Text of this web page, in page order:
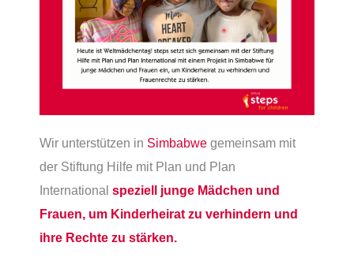
Wir unterstützen in Simbabwe gemeinsam mit
der Stiftung Hilfe mit Plan und Plan
International speziell junge Mädchen und
Frauen, um Kinderheirat zu verhindern und
ihre Rechte zu stärken.